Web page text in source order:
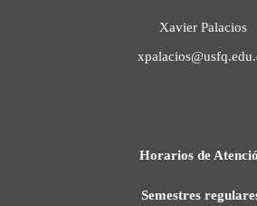
Xavier Palacios
Horarios de
Semestres